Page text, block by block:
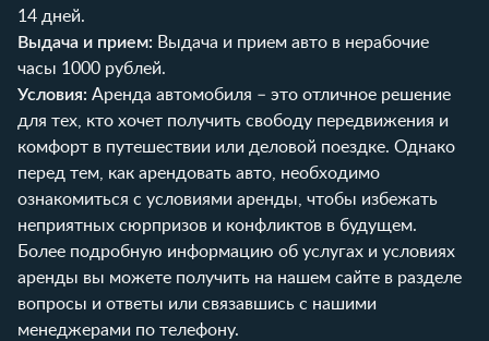
14 дней.
Выдача и прием: Выдача и прием авто в нерабочие
часы 1000 рублей.
Условия: Аренда автомобиля – это отличное решение
для тех, кто хочет получить свободу передвижения и
комфорт в путешествии или деловой поездке. Однако
перед тем, как арендовать авто, необходимо
ознакомиться с условиями аренды , чтобы избежать
неприятных сюрпризов и конфликтов в будущем.
Более подробную информацию об услугах и условиях
аренды вы можете получить на нашем сайте в разделе
вопросы и ответы или связавшись с нашими
менеджерами по телефону.